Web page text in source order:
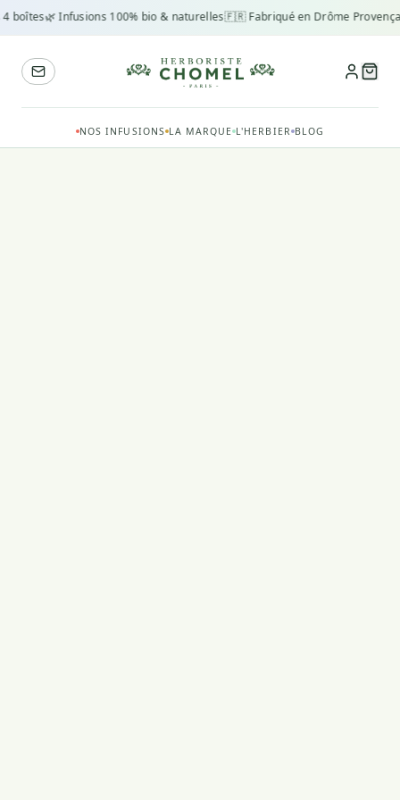
boîtes🌿 Infusions 100% bio & naturelles🇫🇷 Fabriqué en Drôme
NOS INFUSIONS LA MARQUE L'HERBIER BLOG